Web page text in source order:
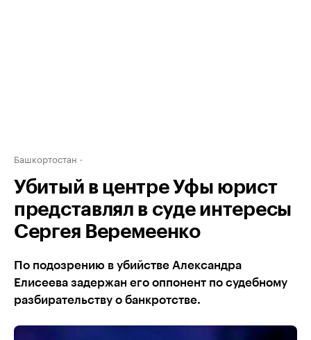
Башкортостан
Убитый в центре Уфы юрист
представлял в суде интересы
Сергея Веремеенко
По подозрению в убийстве Александра
Елисеева задержан его оппонент по судебному
разбирательству о банкротстве.